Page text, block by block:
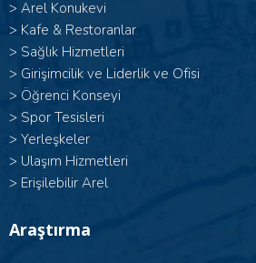
> Arel Konukevi
> Kafe & Restoranlar
> Sağlık Hizmetleri
> Girişimcilik ve Liderlik ve Ofisi
> Öğrenci Konseyi
> Spor Tesisleri
> Yerleşkeler
> Ulaşım Hizmetleri
> Erişilebilir Arel
Araştırma